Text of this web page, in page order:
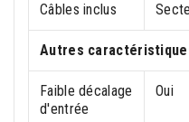
Câbles inclus
Autres
Faible décalage
d'entrée
Oui